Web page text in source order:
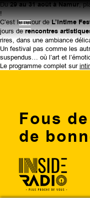
Du29 au 31 août à Namur,
!
C’est le retour deL’Intime
jours derencontres
rires, dans une ambiance
Un festival pas comme les
suspendus… où l’art et
Le programme complet sur
Fous
de